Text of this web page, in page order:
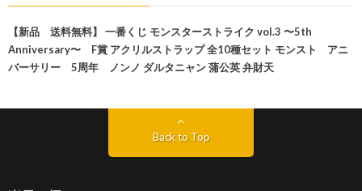
【新品 送料無料】 一番くじ モンスターストライク vol.3 〜5th
Anniversary〜 F賞 アクリルストラップ 全10種セット モンスト アニ
バーサリー 5周年 ノンノ ダルタニャン 蒲公英 弁財天
Back to Top